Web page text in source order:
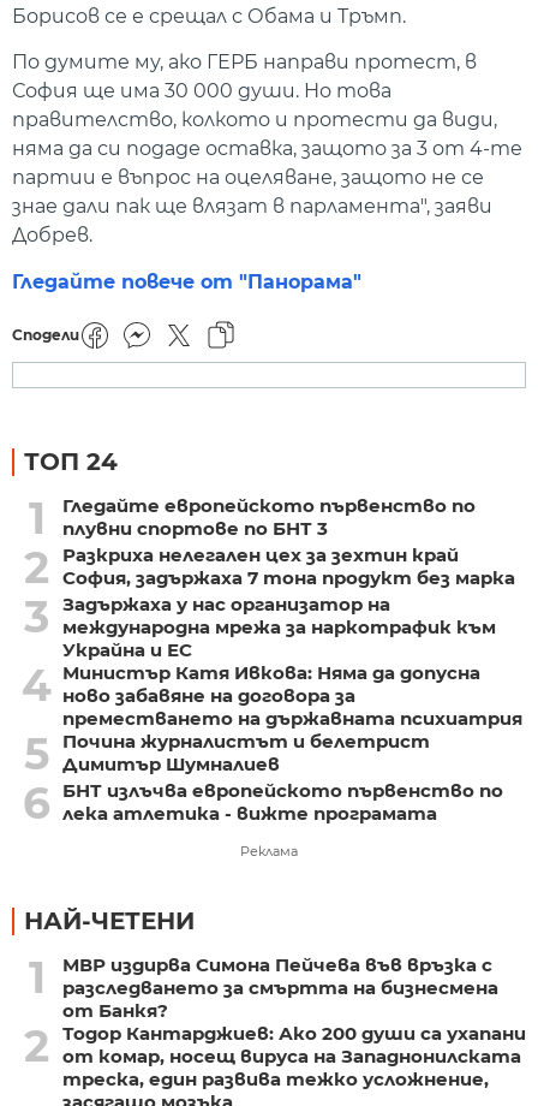
Борисов се е срещал с Обама и Тръмп.
По думите му, ако ГЕРБ направи протест, в
София ще има 30 000 души. Но това
правителство, колкото и протести да види,
няма да си подаде оставка, защото за 3 от 4-те
партии е въпрос на оцеляване, защото не се
знае дали пак ще влязат в парламента", заяви
Добрев.
Гледайте повече от "Панорама"
Сподели
ТОП 24
1
Гледайте европейското първенство по
плувни спортове по БНТ 3
2
Разкриха нелегален цех за зехтин край
София, задържаха 7 тона продукт без марка
3
Задържаха у нас организатор на
международна мрежа за наркотрафик към
Украйна и ЕС
4 Министър Катя Ивкова: Няма да допусна
ново забавяне на договора за
преместването на държавната психиатрия
5
Почина журналистът и белетрист
Димитър Шумналиев
6
БНТ излъчва европейското първенство по
лека атлетика - вижте програмата
Реклама
НАЙ-ЧЕТЕНИ
1
МВР издирва Симона Пейчева във връзка с
разследването за смъртта на бизнесмена
от Банкя?
2
Тодор Кантарджиев: Ако 200 души са ухапани
от комар, носещ вируса на Западнонилската
треска, един развива тежко усложнение,